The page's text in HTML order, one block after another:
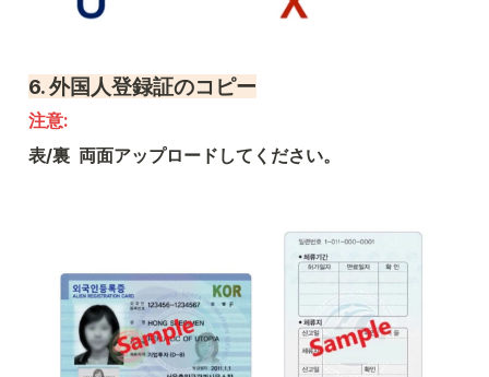
6. 外国人登録証のコピー
注意:
表/裏  両面アップロードしてください。